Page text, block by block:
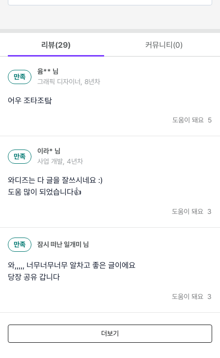
리뷰(29) 커뮤니티(0)
만족
윰** 님
그래픽 디자이너, 8년차
어우 조타조탘
도움이 돼요 5
만족
이라* 님
사업 개발, 4년차
와디즈는 다 글을 잘쓰시네요 :)
도움 많이 되었습니다👍
도움이 돼요 3
만족 잠시 떠난 일개미 님
와,,,,, 너무너무너무 알차고 좋은 글이에요
도움이 돼요 3
더보기